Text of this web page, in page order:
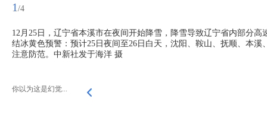
1 /4
12月25日，辽宁省本溪市在夜间开始降雪，降雪导致辽宁省内部分
结冰黄色预警：预计25日夜间至26日白天，沈阳、鞍山、抚顺、本
注意防范。中新社发于海洋 摄
你以为这是幻觉...